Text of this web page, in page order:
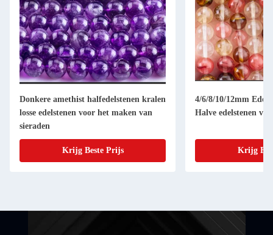
Donkere amethist halfedelstenen kralen
losse edelstenen voor het maken van
sieraden
Krijg Beste Prijs
4/6/8/10/12mm
Halve edelstenen
Krijg